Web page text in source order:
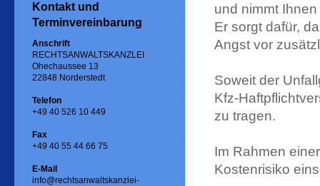
und nimmt
Er sorgt dafür,
Angst vor
Soweit der
Kfz-
zu tragen.
Im Rahmen
Kostenrisiko
Kontakt und
Terminvereinbarung
Anschrift
RECHTSANWALTSKANZLEI
Ohechaussee 13
22848 Norderstedt
Telefon
+49 40 526 10 449
Fax
+49 40 55 44 66 75
E-Mail
info@rechtsanwaltskanzlei-